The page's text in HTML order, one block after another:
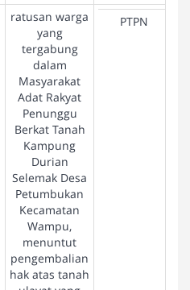
ratusan warga
yang
tergabung
dalam
Masyarakat
Adat Rakyat
Penunggu
Berkat Tanah
Kampung
Durian
Selemak Desa
Petumbukan
Kecamatan
Wampu,
menuntut
pengembalian
hak atas tanah
PTPN